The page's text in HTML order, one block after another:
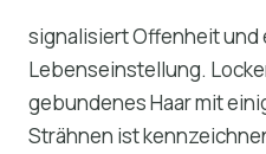
signalisiert Offenheit
Lebenseinstellung.
gebundenes Haar mit
Strähnen ist